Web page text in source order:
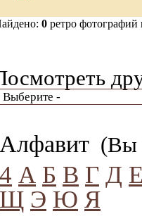
0 ретро
Алфавит (Вы
4 А Б В Г Д
Щ Э Ю Я